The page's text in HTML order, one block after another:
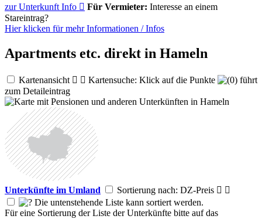
zur Unterkunft Info  Für Vermieter: Interesse an einem
Stareintrag?
Hier klicken für mehrInformationen /Infos
Apartments etc. direkt in Hameln
Kartenansicht   Kartensuche: Klick auf die Punkte
führt
zum Detaileintrag
Unterkünfte im Umland Sortierung nach: DZ-Preis  
Die untenstehende Liste kann sortiert werden.
Für eine Sortierung der Liste der Unterkünfte bitte auf das